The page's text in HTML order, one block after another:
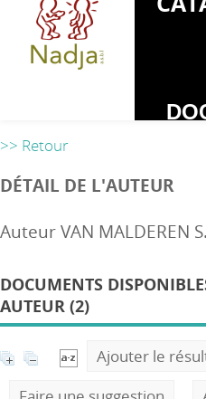
>> Retour
DÉTAIL DE L'AUTEUR
Auteur VAN MALDEREN S.
DOCUMENTS
AUTEUR (2)
Ajouter le